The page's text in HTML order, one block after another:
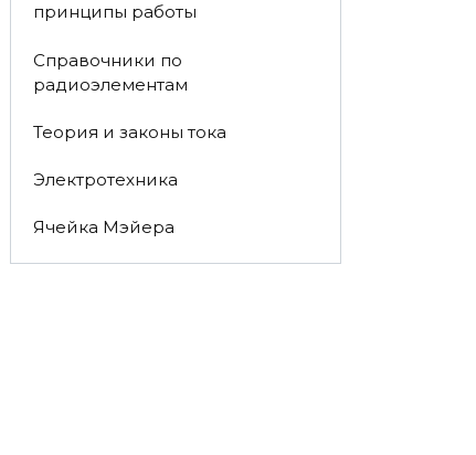
принципы работы
Справочники по
радиоэлементам
Теория и законы тока
Электротехника
Ячейка Мэйера